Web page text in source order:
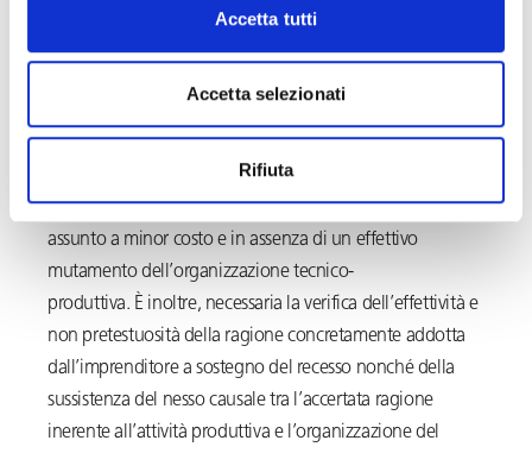
Accetta tutti
Accetta selezionati
Rifiuta
oppure a spese straordinarie. Tuttavia, ciò non significa
affatto che la decisione imprenditoriale sia sottratta ad
ogni controllo e sfugga a ben precisi limiti.
Non è, infatti, possibile perseguire l’incremento del
profitto con il mero abbattimento del costo del lavoro
licenziando un dipendente e sostituendolo con un altro
assunto a minor costo e in assenza di un effettivo
mutamento dell’organizzazione tecnico-
produttiva. È inoltre, necessaria la verifica dell’effettività e
non pretestuosità della ragione concretamente addotta
dall’imprenditore a sostegno del recesso nonché della
sussistenza del nesso causale tra l’accertata ragione
inerente all’attività produttiva e l’organizzazione del